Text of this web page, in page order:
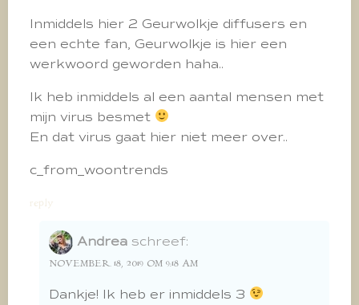
Inmiddels hier 2 Geurwolkje diffusers en
een echte fan, Geurwolkje is hier een
werkwoord geworden haha..
Ik heb inmiddels al een aantal mensen met
mijn virus besmet
En dat virus gaat hier niet meer over..
c_from_woontrends
reply
Andrea schreef:
NOVEMBER 18, 2019 OM 9:18 AM
Dankje! Ik heb er inmiddels 3